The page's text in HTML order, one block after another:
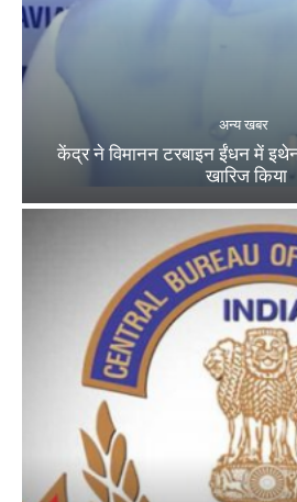
अन्य खबर
केंद्र ने विमानन टरबाइन ईंधन में
खारिज किया